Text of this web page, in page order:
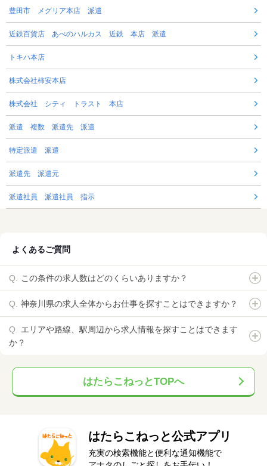
豊田市 メグリア本店 派遣
近鉄百貨店 あべのハルカス 近鉄 本店 派遣
トキハ本店
株式会社柿安本店
株式会社 シティ トラスト 本店
派遣 複数 派遣先 派遣
特定派遣 派遣
派遣先 派遣元
派遣社員 派遣社員 指示
よくあるご質問
この条件の求人数はどのくらいありますか？
神奈川県の求人全体からお仕事を探すことはできますか？
エリアや路線、駅周辺から求人情報を探すことはできます
か？
はたらこねっとTOPへ
はたらこねっと公式アプリ
充実の検索機能と便利な通知機能で